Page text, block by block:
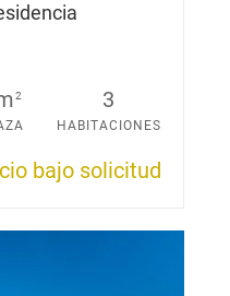
2 3
HABITACIONES
bajo solicitud